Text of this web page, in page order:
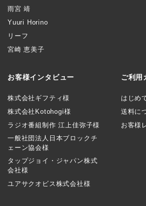
雨宮 靖
Yuuri Horino
リーフ
宮崎 恵美子
お客様インタビュー
株式会社ギフティ様
株式会社Kotohogi様
ラジオ番組制作 江上佳弥子様
一般社団法人日本ブロックチ
ェーン協会様
タップジョイ・ジャパン株式
会社様
ユアサクオビス株式会社様
ご利用
はじめ
送料に
お客様